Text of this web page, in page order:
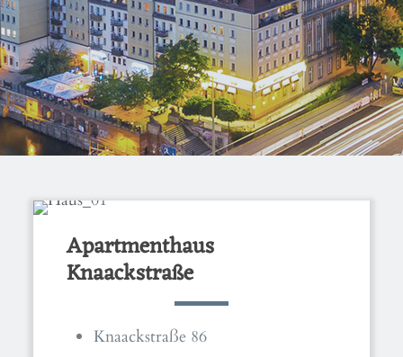
Apartmenthaus
Knaackstraße
Knaackstraße 86